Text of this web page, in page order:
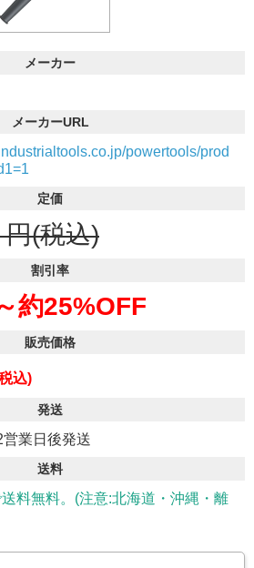
メーカー
メーカーURL
powertools/prod
定価
円(税込)
割引率
約25%OFF
販売価格
込)
発送
業日後発送
送料
料無料。(注意:北海道・沖縄・離